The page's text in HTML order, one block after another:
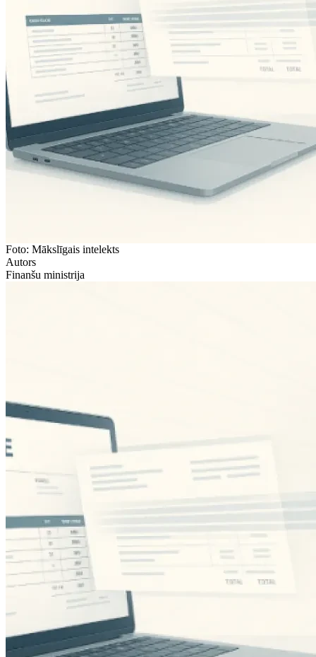
Foto: Mākslīgais intelekts
Autors
Finanšu ministrija